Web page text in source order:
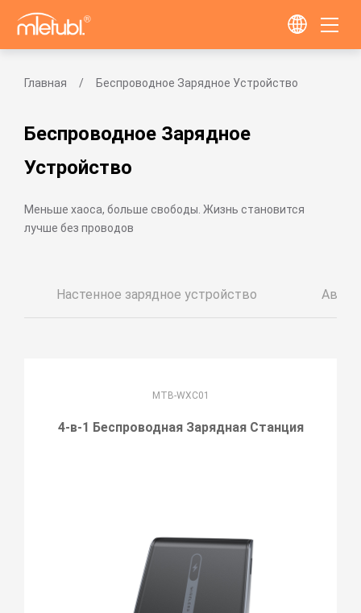
Главная Беспроводное Зарядное Устройство
Беспроводное Зарядное
Устройство
Меньше хаоса, больше свободы. Жизнь становится
лучше без проводов
Настенное зарядное устройство
MTB-WXC01
4-в-1 Беспроводная Зарядная Станция